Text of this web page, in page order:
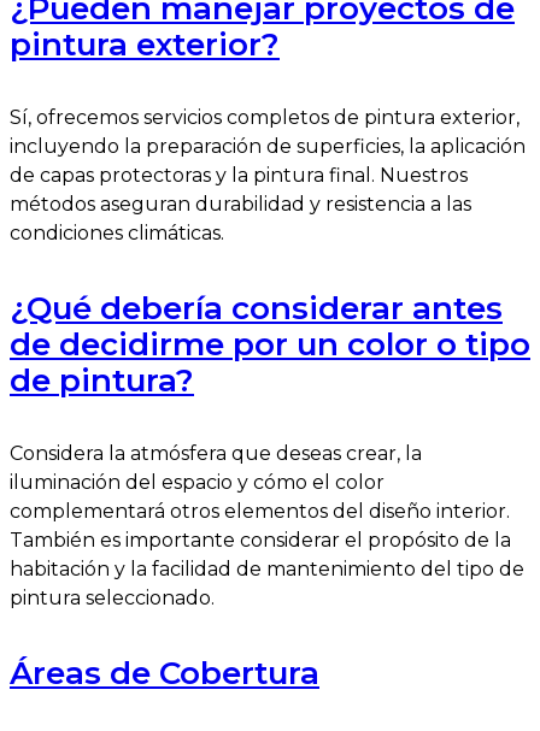
¿Pueden manejar proyectos de
pintura exterior?
Sí, ofrecemos servicios completos de pintura exterior,
incluyendo la preparación de superficies, la aplicación
de capas protectoras y la pintura final. Nuestros
métodos aseguran durabilidad y resistencia a las
condiciones climáticas.
¿Qué debería considerar antes
de decidirme por un color o tipo
de pintura?
Considera la atmósfera que deseas crear, la
iluminación del espacio y cómo el color
complementará otros elementos del diseño interior.
También es importante considerar el propósito de la
habitación y la facilidad de mantenimiento del tipo de
pintura seleccionado.
Áreas de Cobertura